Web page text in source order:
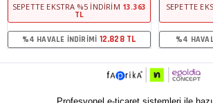
SEPETTE EKSTRA %5 İNDIRIM 13.363
TL
%4 HAVALE İNDIRIMI 12.828 TL
SEPETTE
%4